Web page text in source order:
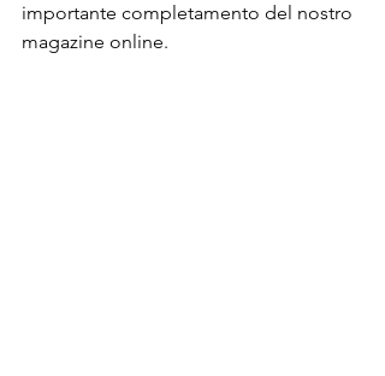
importante completamento del nostro
magazine online.